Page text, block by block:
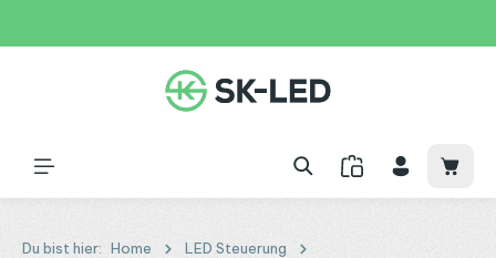
Du bist hier: Home
LED Steuerung